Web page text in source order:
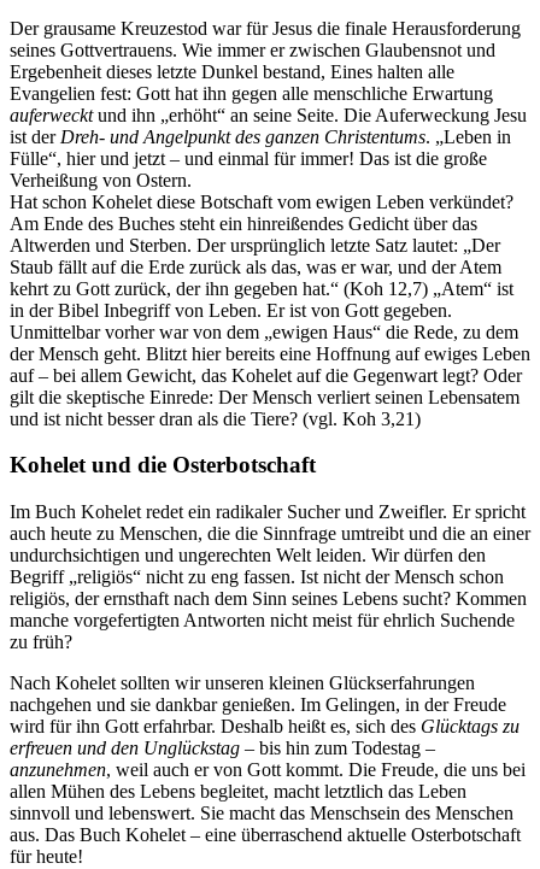
Der grausame Kreuzestod war für Jesus die finale Herausforderung
seines Gottvertrauens. Wie immer er zwischen Glaubensnot und
Ergebenheit dieses letzte Dunkel bestand, Eines halten alle
Evangelien fest: Gott hat ihn gegen alle menschliche Erwartung
auferwecktund ihn „erhöht“ an seine Seite. Die Auferweckung Jesu
ist der Dreh- und Angelpunkt des ganzen Christentums. „Leben in
Fülle“, hier und jetzt – und einmal für immer! Das ist die große
Verheißung von Ostern.
Hat schon Kohelet diese Botschaft vom ewigen Leben verkündet?
Am Ende des Buches steht ein hinreißendes Gedicht über das
Altwerden und Sterben. Der ursprünglich letzte Satz lautet: „Der
Staub fällt auf die Erde zurück als das, was er war, und der Atem
kehrt zu Gott zurück, der ihn gegeben hat.“ (Koh 12,7) „Atem“ ist
in der Bibel Inbegriff von Leben. Er ist von Gott gegeben.
Unmittelbar vorher war von dem „ewigen Haus“ die Rede, zu dem
der Mensch geht. Blitzt hier bereits eine Hoffnung auf ewiges Leben
auf – bei allem Gewicht, das Kohelet auf die Gegenwart legt? Oder
gilt die skeptische Einrede: Der Mensch verliert seinen Lebensatem
und ist nicht besser dran als die Tiere? (vgl. Koh 3,21)
Kohelet und die Osterbotschaft
Im Buch Kohelet redet ein radikaler Sucher und Zweifler. Er spricht
auch heute zu Menschen, die die Sinnfrage umtreibt und die an einer
undurchsichtigen und ungerechten Welt leiden. Wir dürfen den
Begriff „religiös“ nicht zu eng fassen. Ist nicht der Mensch schon
religiös, der ernsthaft nach dem Sinn seines Lebens sucht? Kommen
manche vorgefertigten Antworten nicht meist für ehrlich Suchende
zu früh?
Nach Kohelet sollten wir unseren kleinen Glückserfahrungen
nachgehen und sie dankbar genießen. Im Gelingen, in der Freude
wird für ihn Gott erfahrbar. Deshalb heißt es, sich des Glücktags zu
erfreuen und den Unglückstag – bis hin zum Todestag –
anzunehmen, weil auch er von Gott kommt. Die Freude, die uns bei
allen Mühen des Lebens begleitet, macht letztlich das Leben
sinnvoll und lebenswert. Sie macht das Menschsein des Menschen
aus. Das Buch Kohelet – eine überraschend aktuelle Osterbotschaft
für heute!